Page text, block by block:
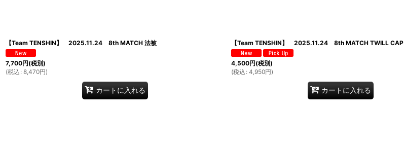
【Team TENSHIN】 2025.11.24 8th MATCH 法被
7,700円(税別)
(税込 : 8,470円)
カートに入れる
【Team TENSHIN】 2025.11.24 8th MATCH TWILL CAP
4,500円(税別)
(税込 : 4,950円)
カートに入れる